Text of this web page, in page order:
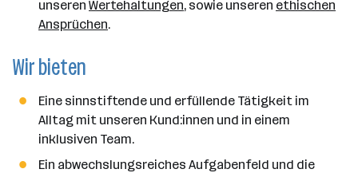
unseren Wertehaltungen, sowie unseren ethischen
Ansprüchen.
Wir bieten
Eine sinnstiftende und erfüllende Tätigkeit im
Alltag mit unseren Kund:innen und in einem
inklusiven Team.
Ein abwechslungsreiches Aufgabenfeld und die